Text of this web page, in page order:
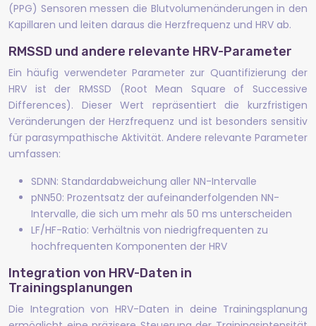
(PPG) Sensoren messen die Blutvolumenänderungen in den
Kapillaren und leiten daraus die Herzfrequenz und HRV ab.
RMSSD und andere relevante HRV-Parameter
Ein häufig verwendeter Parameter zur Quantifizierung der
HRV ist der RMSSD (Root Mean Square of Successive
Differences). Dieser Wert repräsentiert die kurzfristigen
Veränderungen der Herzfrequenz und ist besonders sensitiv
für parasympathische Aktivität. Andere relevante Parameter
umfassen:
SDNN: Standardabweichung aller NN-Intervalle
pNN50: Prozentsatz der aufeinanderfolgenden NN-
Intervalle, die sich um mehr als 50 ms unterscheiden
LF/HF-Ratio: Verhältnis von niedrigfrequenten zu
hochfrequenten Komponenten der HRV
Integration von HRV-Daten in
Trainingsplanungen
Die Integration von HRV-Daten in deine Trainingsplanung